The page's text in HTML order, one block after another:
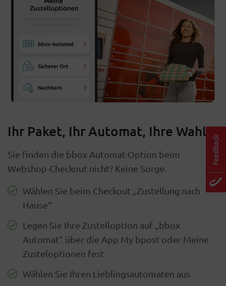
Ihr Paket, Ihr Automat, Ihre Wahl
Sie finden die bbox Automat-Option beim
Webshop-Checkout nicht? Keine Sorge.
Wählen Sie beim Checkout „Zustellung nach
Hause“
Legen Sie Ihre Zustelloption auf „bbox
Automat“ über die App My bpost oder Meine
Zusteloptionen fest
Wählen Sie Ihren Lieblingsautomaten aus